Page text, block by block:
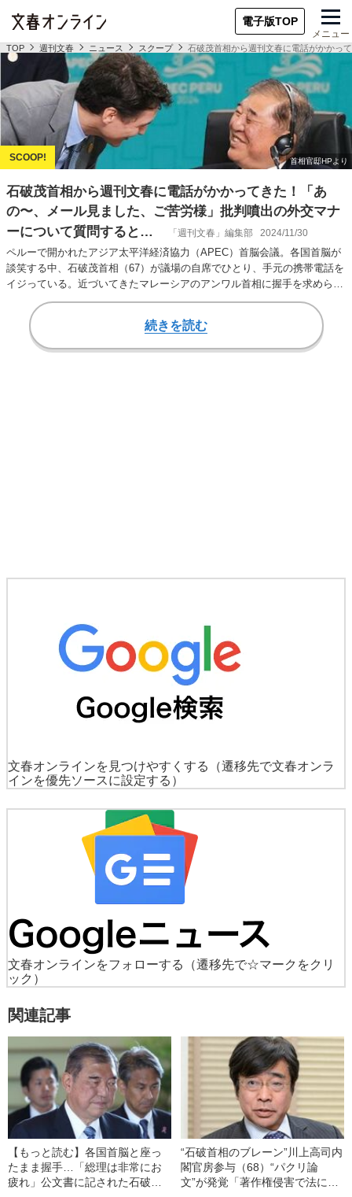
電子版TOP
メニュー
TOP 週刊文春 ニュース スクープ 石破茂首相から週刊文春に電話がかかっ
石破茂首相から週刊文春に電話がかかってきた！「あ
の〜、メール見ました、ご苦労様」批判噴出の外交マナ
ーについて質問すると…
「週刊文春」編集部 2024/11/30
ペルーで開かれたアジア太平洋経済協力（APEC）首脳会議。各国首脳が
談笑する中、石破茂首相（67）が議場の自席でひとり、手元の携帯電話を
イジっている。近づいてきたマレーシアのアンワル首相に握手を求めら
れ、笑顔で応じ…
続きを読む
文春オンラインを見つけやすくする
（遷移先で文春オンラ
インを優先ソースに設定する）
文春オンラインをフォローする
（遷移先で☆マークをクリ
ック）
関連記事
【もっと読む】各国首脳と座っ
たまま握手…「総理は非常にお
疲れ」公文書に記された石破茂
“石破首相のブレーン”川上高司内
閣官房参与（68）“パクリ論
文”が発覚「著作権侵害で法に反